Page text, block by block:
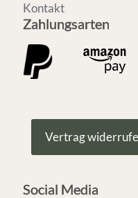
Kontakt
Zahlungsarten
Vertrag
Social Media